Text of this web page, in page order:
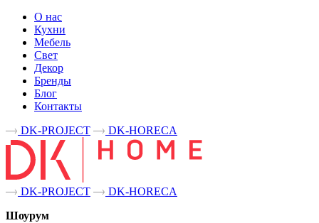
О нас
Кухни
Мебель
Свет
Декор
Бренды
Блог
Контакты
DK-PROJECT
DK-HORECA
DK-PROJECT
DK-HORECA
Шоурум